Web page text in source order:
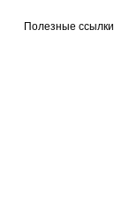
Полезные ссылки